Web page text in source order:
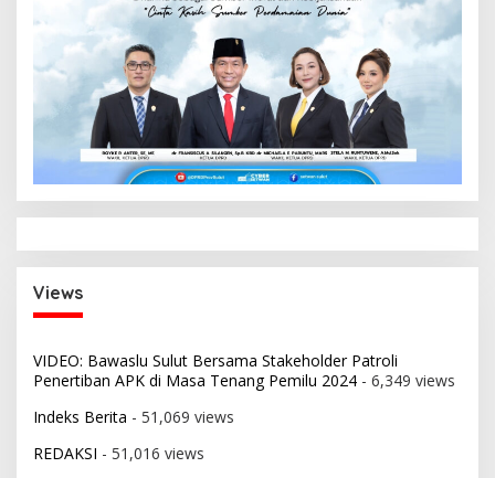
Views
VIDEO: Bawaslu Sulut Bersama Stakeholder Patroli
Penertiban APK di Masa Tenang Pemilu 2024 - 6,349 views
Indeks Berita - 51,069 views
REDAKSI - 51,016 views